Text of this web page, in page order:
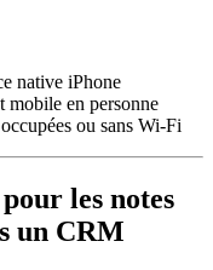
native iPhone
mobile en personne
ou sans Wi-Fi
les notes
un CRM